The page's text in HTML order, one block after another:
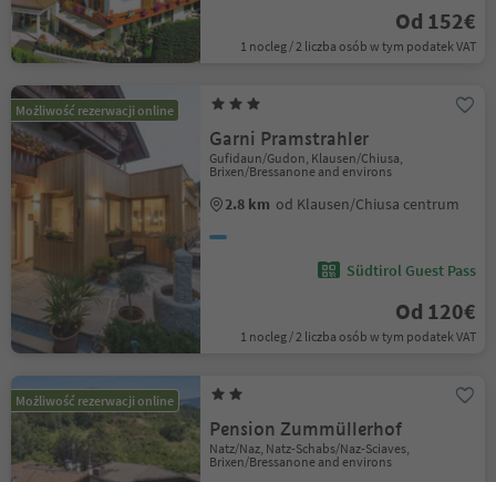
Od 152€
1 nocleg / 2 liczba osób w tym podatek VAT
Możliwość rezerwacji online
Garni Pramstrahler
Gufidaun/Gudon, Klausen/Chiusa,
Brixen/Bressanone and environs
2.8 km od Klausen/Chiusa centrum
Südtirol Guest Pass
Od 120€
1 nocleg / 2 liczba osób w tym podatek VAT
Możliwość rezerwacji online
Pension Zummüllerhof
Natz/Naz, Natz-Schabs/Naz-Sciaves,
Brixen/Bressanone and environs